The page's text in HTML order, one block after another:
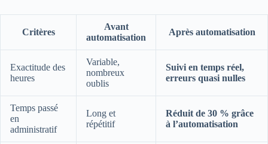
Critères
Avant
automatisation
Après automatisation
Exactitude des
heures
Variable,
nombreux
oublis
Suivi en temps réel,
erreurs quasi nulles
Temps passé
en
administratif
Long et
répétitif
Réduit de 30 % grâce
à l’automatisation